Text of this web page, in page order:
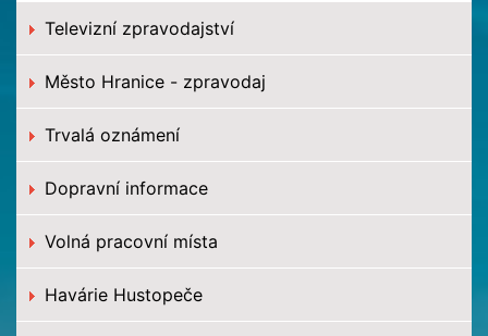
Televizní zpravodajství
Město Hranice - zpravodaj
Trvalá oznámení
Dopravní informace
Volná pracovní místa
Havárie Hustopeče